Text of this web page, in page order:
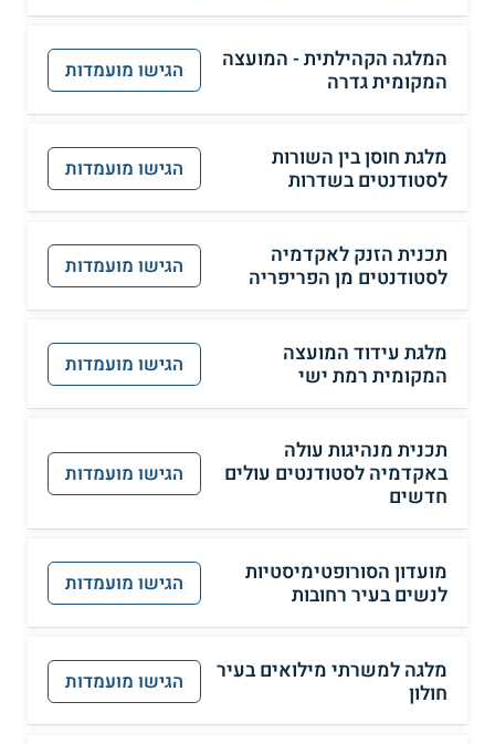
המלגה הקהילתית - המועצה
המקומית גדרה
הגישו מועמדות
מלגת חוסן בין השורות
לסטודנטים בשדרות
הגישו מועמדות
תכנית הזנק לאקדמיה
לסטודנטים מן הפריפריה
הגישו מועמדות
מלגת עידוד המועצה
המקומית רמת ישי
הגישו מועמדות
תכנית מנהיגות עולה
באקדמיה לסטודנטים עולים
חדשים
הגישו מועמדות
מועדון הסורופטימיסטיות
לנשים בעיר רחובות
הגישו מועמדות
מלגה למשרתי מילואים בעיר
חולון
הגישו מועמדות